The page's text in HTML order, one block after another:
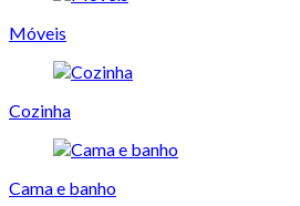
Móveis
Cozinha
Cama e banho